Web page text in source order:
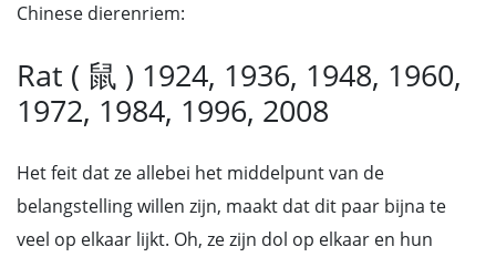
Chinese dierenriem:
Rat ( 鼠 ) 1924, 1936, 1948, 1960,
1972, 1984, 1996, 2008
Het feit dat ze allebei het middelpunt van de
belangstelling willen zijn, maakt dat dit paar bijna te
veel op elkaar lijkt. Oh, ze zijn dol op elkaar en hun